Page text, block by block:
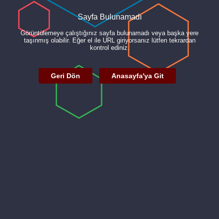
Sayfa Bulunamadı
Görüntülemeye çalıştığınız sayfa bulunamadı veya başka yere
taşınmış olabilir. Eğer el ile URL giriyorsanız lütfen tekrardan
kontrol ediniz.
Geri Dön Anasayfa'ya Git